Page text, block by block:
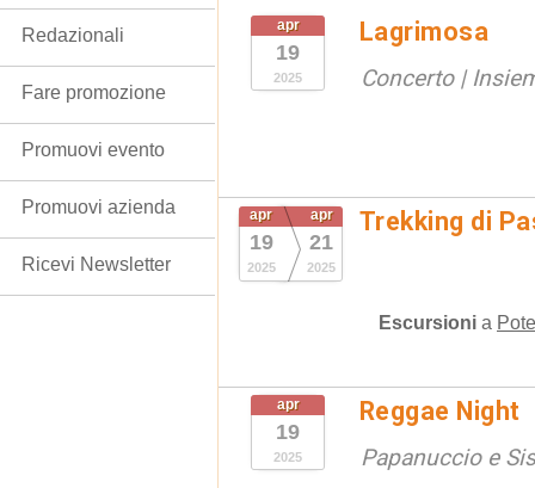
apr
19
2025
Lagrimosa
Concerto |
apr
19
2025
apr
21
2025
Trekking di
Escursioni a
apr
19
2025
Reggae Night
Papanuccio e
Redazionali
Fare promozione
Promuovi evento
Promuovi azienda
Ricevi Newsletter